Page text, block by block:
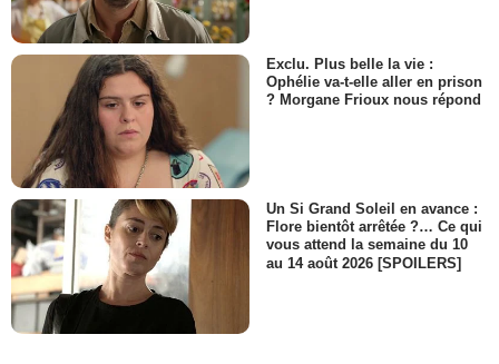
Exclu. Plus belle la vie :
Ophélie va-t-elle aller en prison
? Morgane Frioux nous répond
Un Si Grand Soleil en avance :
Flore bientôt arrêtée ?… Ce qui
vous attend la semaine du 10
au 14 août 2026 [SPOILERS]